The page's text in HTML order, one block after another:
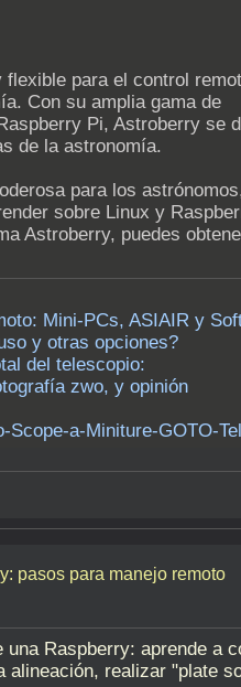
para el control
Con su amplia gama de
Pi, Astroberry se
de la astronomía.
para los
sobre Linux y
Astroberry, puedes
Mini-PCs, ASIAIR y
y otras opciones?
del telescopio:
zwo, y opinión
a-Miniture-GOTO-
pasos para manejo remoto
Raspberry: aprende a
realizar "plate